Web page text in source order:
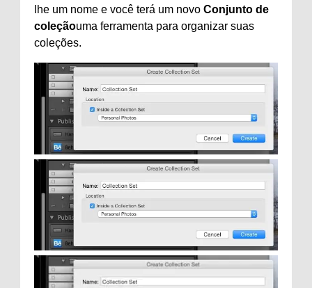
lhe um nome e você terá um novo Conjunto de
coleçãouma ferramenta para organizar suas
coleções.